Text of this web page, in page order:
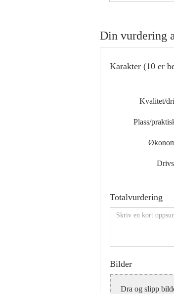
Din vurdering
Karakter (10 er
Kvalitet/
Plass/
Totalvurdering
Bilder
Dra og slipp